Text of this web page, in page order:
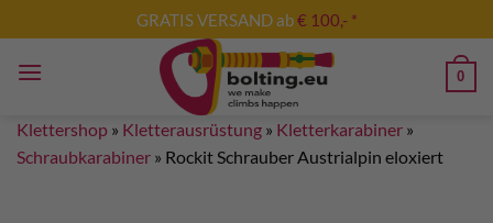
Inhalt
springen
GRATIS VERSAND ab€ 100,- *
0
Klettershop » Kletterausrüstung » Kletterkarabiner »
Schraubkarabiner » Rockit Schrauber Austrialpin eloxiert